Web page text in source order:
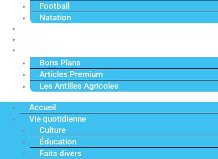
Football
Natation
Bons Plans
Articles Premium
Les Antilles Agricoles
Accueil
Vie quotidienne
Culture
Éducation
Faits divers